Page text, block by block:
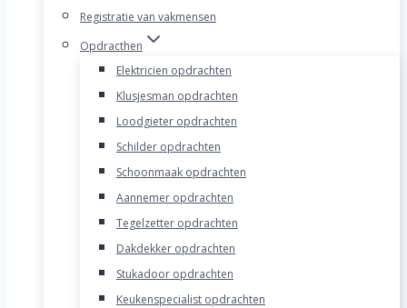
Registratie van vakmensen
Opdracthen
Elektricien opdrachten
Klusjesman opdrachten
Loodgieter opdrachten
Schilder opdrachten
Schoonmaak opdrachten
Aannemer opdrachten
Tegelzetter opdrachten
Dakdekker opdrachten
Stukadoor opdrachten
Keukenspecialist opdrachten